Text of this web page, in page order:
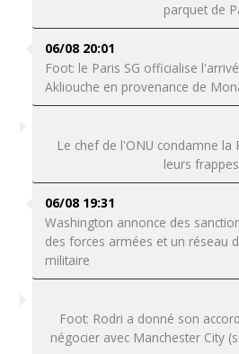
parquet de
06/08 20:01
Foot: le Paris SG officialise
Akliouche en provenance de
Le chef de l'ONU condamne la
leurs
06/08 19:31
Washington annonce des
des forces armées et un réseau
militaire
Foot: Rodri a donné son
négocier avec Manchester City